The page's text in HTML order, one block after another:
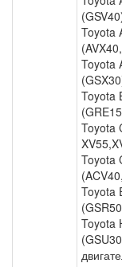
Toyota
Toyota
Toyota
Toyota
Toyota
Toyota
Toyota